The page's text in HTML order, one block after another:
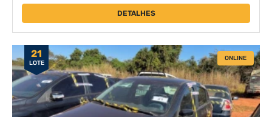
DETALHES
21
LOTE
ONLINE